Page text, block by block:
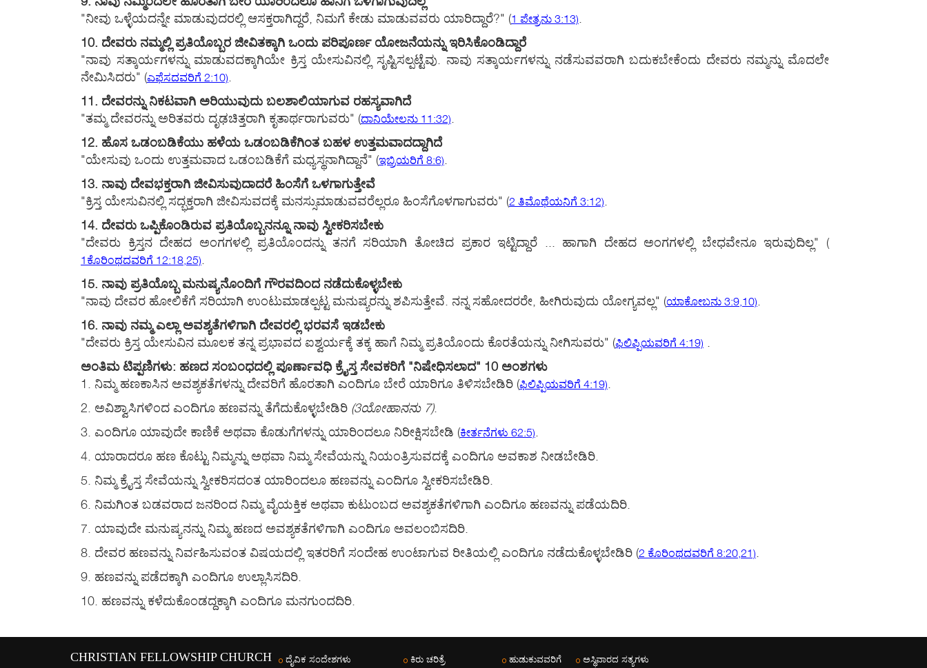
"ನೀವು ಒಳ್ಳೆಯದನ್ನೇ ಮಾಡುವುದರಲ್ಲಿ ಆಸಕ್ತರಾಗಿದ್ದರೆ, ನಿಮಗೆ ಕೇಡು ಮಾಡುವವರು ಯಾರಿದ್ದಾರೆ?" (1 ಪೇತ್ರನು 3:13)
10. ದೇವರು ನಮ್ಮಲ್ಲಿ ಪ್ರತಿಯೊಬ್ಬರ ಜೀವಿತಕ್ಕಾಗಿ ಒಂದು ಪರಿಪೂರ್ಣ ಯೋಜನೆಯನ್ನು ಇರಿಸಿಕೊಂಡಿದ್ದಾರೆ
"ನಾವು ಸತ್ಕಾರ್ಯಗಳನ್ನು ಮಾಡುವದಕ್ಕಾಗಿಯೇ ಕ್ರಿಸ್ತ ಯೇಸುವಿನಲ್ಲಿ ಸೃಷ್ಟಿಸಲ್ಪಟ್ಟೆವು. ನಾವು ಸತ್ಕಾರ್ಯಗಳನ್ನು ನಡೆಸುವವರಾಗಿ ಬದುಕಬೇಕೆಂದು ದೇವರು ನಮ್ಮನ್ನು ಮೊದಲೇ
ನೇಮಿಸಿದರು" (ಎಫೆಸದವರಿಗೆ 2:10)
11. ದೇವರನ್ನು ನಿಕಟವಾಗಿ ಅರಿಯುವುದು ಬಲಶಾಲಿಯಾಗುವ ರಹಸ್ಯವಾಗಿದೆ
"ತಮ್ಮ ದೇವರನ್ನು ಅರಿತವರು ದೃಢಚಿತ್ತರಾಗಿ ಕೃತಾರ್ಥರಾಗುವರು" (ದಾನಿಯೇಲನು 11:32)
12. ಹೊಸ ಒಡಂಬಡಿಕೆಯು ಹಳೆಯ ಒಡಂಬಡಿಕೆಗಿಂತ ಬಹಳ ಉತ್ತಮವಾದದ್ದಾಗಿದೆ
"ಯೇಸುವು ಒಂದು ಉತ್ತಮವಾದ ಒಡಂಬಡಿಕೆಗೆ ಮಧ್ಯಸ್ಥನಾಗಿದ್ದಾನೆ" (ಇಬ್ರಿಯರಿಗೆ 8:6)
13. ನಾವು ದೇವಭಕ್ತರಾಗಿ ಜೀವಿಸುವುದಾದರೆ ಹಿಂಸೆಗೆ ಒಳಗಾಗುತ್ತೇವೆ
"ಕ್ರಿಸ್ತ ಯೇಸುವಿನಲ್ಲಿ ಸದ್ಭಕ್ತರಾಗಿ ಜೀವಿಸುವದಕ್ಕೆ ಮನಸ್ಸುಮಾಡುವವರೆಲ್ಲರೂ ಹಿಂಸೆಗೊಳಗಾಗುವರು" (2 ತಿಮೊಥೆಯನಿಗೆ 3:12)
14. ದೇವರು ಒಪ್ಪಿಕೊಂಡಿರುವ ಪ್ರತಿಯೊಬ್ಬನನ್ನೂ ನಾವು ಸ್ವೀಕರಿಸಬೇಕು
"ದೇವರು ಕ್ರಿಸ್ತನ ದೇಹದ ಅಂಗಗಳಲ್ಲಿ ಪ್ರತಿಯೊಂದನ್ನು ತನಗೆ ಸರಿಯಾಗಿ ತೋಚಿದ ಪ್ರಕಾರ ಇಟ್ಟಿದ್ದಾರೆ ... ಹಾಗಾಗಿ ದೇಹದ ಅಂಗಗಳಲ್ಲಿ ಬೇಧವೇನೂ ಇರುವುದಿಲ್ಲ" (
1ಕೊರಿಂಥದವರಿಗೆ 12:18,25)
15. ನಾವು ಪ್ರತಿಯೊಬ್ಬ ಮನುಷ್ಯನೊಂದಿಗೆ ಗೌರವದಿಂದ ನಡೆದುಕೊಳ್ಳಬೇಕು
"ನಾವು ದೇವರ ಹೋಲಿಕೆಗೆ ಸರಿಯಾಗಿ ಉಂಟುಮಾಡಲ್ಪಟ್ಟ ಮನುಷ್ಯರನ್ನು ಶಪಿಸುತ್ತೇವೆ. ನನ್ನ ಸಹೋದರರೇ, ಹೀಗಿರುವುದು ಯೋಗ್ಯವಲ್ಲ" (ಯಾಕೋಬನು 3:9,10)
16. ನಾವು ನಮ್ಮ ಎಲ್ಲಾ ಅವಶ್ಯತೆಗಳಿಗಾಗಿ ದೇವರಲ್ಲಿ ಭರವಸೆ ಇಡಬೇಕು
"ದೇವರು ಕ್ರಿಸ್ತ ಯೇಸುವಿನ ಮೂಲಕ ತನ್ನ ಪ್ರಭಾವದ ಐಶ್ವರ್ಯಕ್ಕೆ ತಕ್ಕ ಹಾಗೆ ನಿಮ್ಮ ಪ್ರತಿಯೊಂದು ಕೊರತೆಯನ್ನು ನೀಗಿಸುವರು" (ಫಿಲಿಪ್ಪಿಯವರಿಗೆ 4:19)
ಅಂತಿಮ ಟಿಪ್ಪಣಿಗಳು: ಹಣದ ಸಂಬಂಧದಲ್ಲಿ ಪೂರ್ಣಾವಧಿ ಕ್ರೈಸ್ತ ಸೇವಕರಿಗೆ "ನಿಷೇಧಿಸಲಾದ" 10 ಅಂಶಗಳು
1. ನಿಮ್ಮ ಹಣಕಾಸಿನ ಅವಶ್ಯಕತೆಗಳನ್ನು ದೇವರಿಗೆ ಹೊರತಾಗಿ ಎಂದಿಗೂ ಬೇರೆ ಯಾರಿಗೂ ತಿಳಿಸಬೇಡಿರಿ (ಫಿಲಿಪ್ಪಿಯವರಿಗೆ 4:19)
2. ಅವಿಶ್ವಾಸಿಗಳಿಂದ ಎಂದಿಗೂ ಹಣವನ್ನು ತೆಗೆದುಕೊಳ್ಳಬೇಡಿರಿ (3ಯೋಹಾನನು 7).
3. ಎಂದಿಗೂ ಯಾವುದೇ ಕಾಣಿಕೆ ಅಥವಾ ಕೊಡುಗೆಗಳನ್ನು ಯಾರಿಂದಲೂ ನಿರೀಕ್ಷಿಸಬೇಡಿ (ಕೀರ್ತನೆಗಳು 62:5)
4. ಯಾರಾದರೂ ಹಣ ಕೊಟ್ಟು ನಿಮ್ಮನ್ನು ಅಥವಾ ನಿಮ್ಮ ಸೇವೆಯನ್ನು ನಿಯಂತ್ರಿಸುವದಕ್ಕೆ ಎಂದಿಗೂ ಅವಕಾಶ ನೀಡಬೇಡಿರಿ.
5. ನಿಮ್ಮ ಕ್ರೈಸ್ತ ಸೇವೆಯನ್ನು ಸ್ವೀಕರಿಸದಂತ ಯಾರಿಂದಲೂ ಹಣವನ್ನು ಎಂದಿಗೂ ಸ್ವೀಕರಿಸಬೇಡಿರಿ.
6. ನಿಮಗಿಂತ ಬಡವರಾದ ಜನರಿಂದ ನಿಮ್ಮ ವೈಯಕ್ತಿಕ ಅಥವಾ ಕುಟುಂಬದ ಅವಶ್ಯಕತೆಗಳಿಗಾಗಿ ಎಂದಿಗೂ ಹಣವನ್ನು ಪಡೆಯದಿರಿ.
7. ಯಾವುದೇ ಮನುಷ್ಯನನ್ನು ನಿಮ್ಮ ಹಣದ ಅವಶ್ಯಕತೆಗಳಿಗಾಗಿ ಎಂದಿಗೂ ಅವಲಂಬಿಸದಿರಿ.
8. ದೇವರ ಹಣವನ್ನು ನಿರ್ವಹಿಸುವಂತ ವಿಷಯದಲ್ಲಿ ಇತರರಿಗೆ ಸಂದೇಹ ಉಂಟಾಗುವ ರೀತಿಯಲ್ಲಿ ಎಂದಿಗೂ ನಡೆದುಕೊಳ್ಳಬೇಡಿರಿ (2 ಕೊರಿಂಥದವರಿಗೆ 8:20,21)
9. ಹಣವನ್ನು ಪಡೆದಕ್ಕಾಗಿ ಎಂದಿಗೂ ಉಲ್ಲಾಸಿಸದಿರಿ.
10. ಹಣವನ್ನು ಕಳೆದುಕೊಂಡದ್ದಕ್ಕಾಗಿ ಎಂದಿಗೂ ಮನಗುಂದದಿರಿ.
CHRISTIAN FELLOWSHIP CHURCH
ದೈವಿಕ ಸಂದೇಶಗಳು ಕಿರು ಚರಿತ್ರೆ ಹುಡುಕುವವರಿಗೆ ಅಸ್ಥಿವಾರದ ಸತ್ಯಗಳು